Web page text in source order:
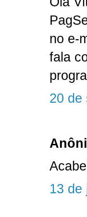
no e-
fala
20 de
13 de